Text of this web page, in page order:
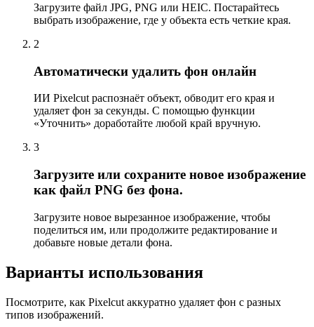
Загрузите файл JPG, PNG или HEIC. Постарайтесь
выбрать изображение, где у объекта есть четкие края.
2
Автоматически удалить фон онлайн
ИИ Pixelcut распознаёт объект, обводит его края и
удаляет фон за секунды. С помощью функции
«Уточнить» доработайте любой край вручную.
3
Загрузите или сохраните новое изображение
как файл PNG без фона.
Загрузите новое вырезанное изображение, чтобы
поделиться им, или продолжите редактирование и
добавьте новые детали фона.
Варианты использования
Посмотрите, как Pixelcut аккуратно удаляет фон с разных
типов изображений.